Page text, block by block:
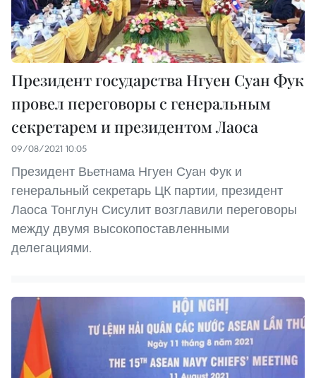
Президент государства Нгуен Суан Фук
провел переговоры с генеральным
секретарем и президентом Лаоса
09/08/2021 10:05
Президент Вьетнама Нгуен Суан Фук и
генеральный секретарь ЦК партии, президент
Лаоса Тонглун Сисулит возглавили переговоры
между двумя высокопоставленными
делегациями.